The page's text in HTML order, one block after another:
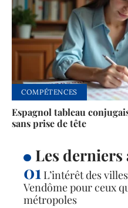
COMPÉTENCES
Espagnol tableau
sans prise de tête
Les derniers
L’intérêt des
Vendôme pour ceux
métropoles